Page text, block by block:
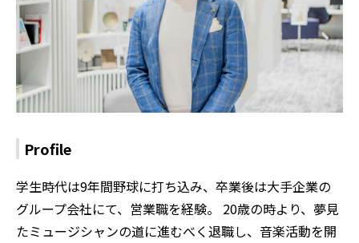
Profile
学生時代は9年間野球に打ち込み、卒業後は大手企業の
グループ会社にて、営業職を経験。 20歳の時より、夢見
たミュージシャンの道に進むべく退職し、音楽活動を開